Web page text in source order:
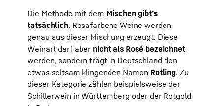
Die Methode mit dem Mischen gibt’s
tatsächlich. Rosafarbene Weine werden
genau aus dieser Mischung erzeugt. Diese
Weinart darf aber nicht als Rosé bezeichnet
werden, sondern trägt in Deutschland den
etwas seltsam klingenden Namen Rotling. Zu
dieser Kategorie zählen beispielsweise der
Schillerwein in Württemberg oder der Rotgold